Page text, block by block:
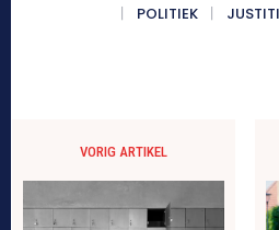
POLITIEK
VORIG ARTIKEL